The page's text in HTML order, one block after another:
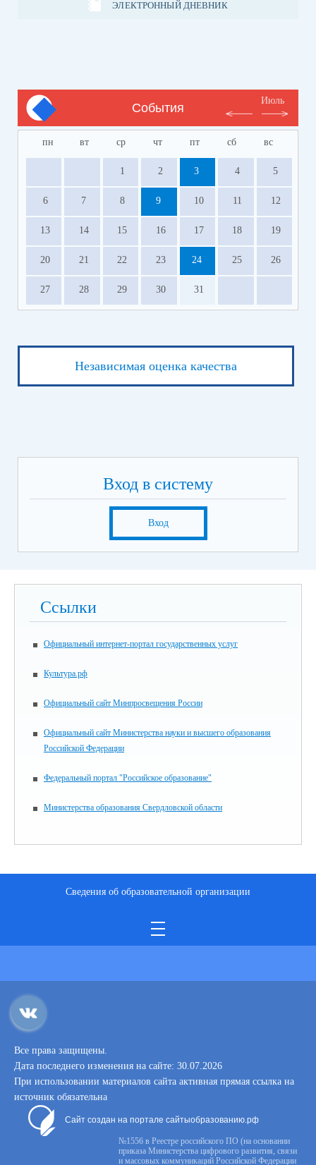
ЭЛЕКТРОННЫЙ ДНЕВНИК
События
Июль
пн вт ср чт пт сб вс
1 2 3 4 5
6 7 8 9 10 11 12
13 14 15 16 17 18 19
20 21 22 23 24 25 26
27 28 29 30 31
Независимая оценка качества
Вход в систему
Вход
Ссылки
Официальный интернет-портал государственных услуг
Культура.рф
Официальный сайт Минпросвещения России
Официальный сайт Министерства науки и высшего образования
Российской Федерации
Федеральный портал "Российское образование"
Министерства образования Свердловской области
Сведения об образовательной организации
Все права защищены.
Дата последнего изменения на сайте: 30.07.2026
При использовании материалов сайта активная прямая ссылка на
источник обязательна
Сайт создан на портале сайтыобразованию.рф
№1556 в Реестре российского ПО (на основании
приказа Министерства цифрового развития, связи
и массовых коммуникаций Российской Федерации